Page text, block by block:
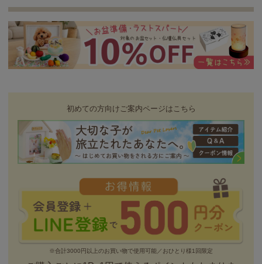
初めての方向けご案内ページはこちら
※合計3000円以上のお買い物で使用可能／おひとり様1回限定